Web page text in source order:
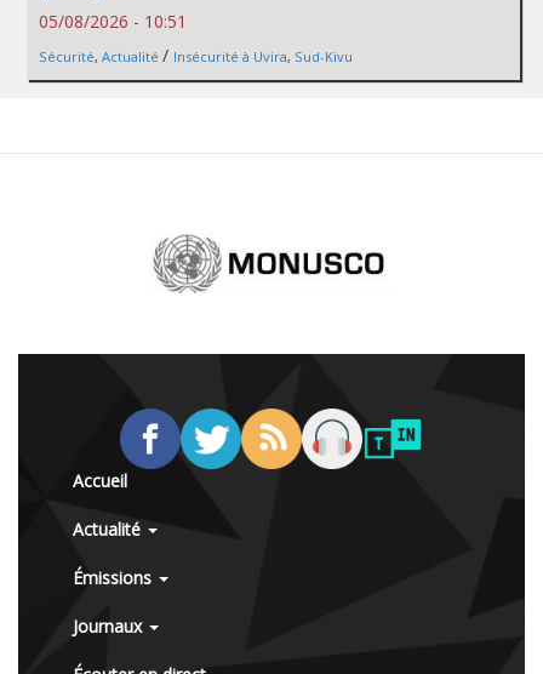
05/08/2026 - 10:51
Sécurité, Actualité / Insécurité à Uvira, Sud-Kivu
Accueil
Actualité
Émissions
Journaux